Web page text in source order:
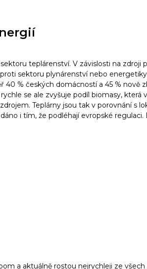
teplárenství. V závislosti na zdroji
sektoru plynárenství nebo
% českých domácností a 45 % nově
se ale zvyšuje podíl biomasy,
Teplárny jsou tak v porovnání s
i tím, že podléhají evropské
a aktuálně rostou nejrychleji ze